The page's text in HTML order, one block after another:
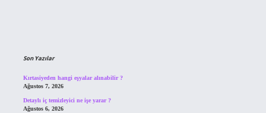
Son Yazılar
Kırtasiyeden hangi eşyalar alınabilir ?
Ağustos 7, 2026
Detaylı iç temizleyici ne işe yarar ?
Ağustos 6, 2026